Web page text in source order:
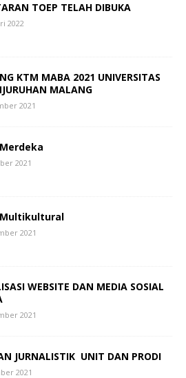
TOEP TELAH DIBUKA
2022
KTM MABA 2021 UNIVERSITAS
MALANG
2021
2021
2021
WEBSITE DAN MEDIA SOSIAL
2021
JURNALISTIK UNIT DAN PRODI
2021